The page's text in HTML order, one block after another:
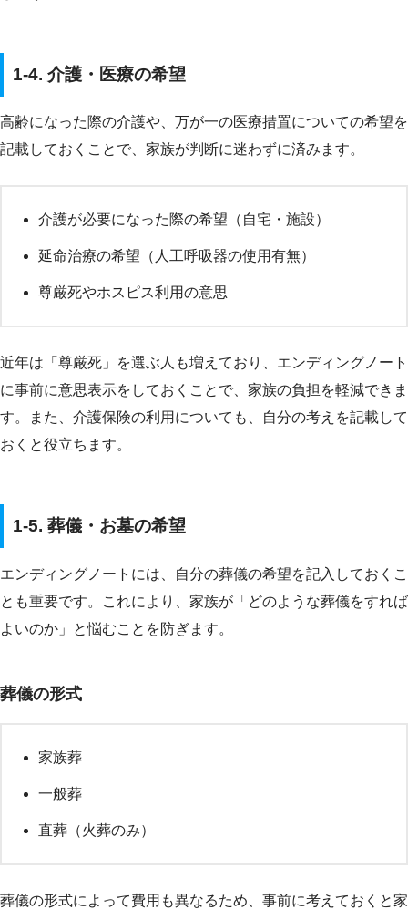
1-4. 介護・医療の希望
高齢になった際の介護や、万が一の医療措置についての希望を
記載しておくことで、家族が判断に迷わずに済みます。
介護が必要になった際の希望（自宅・施設）
延命治療の希望（人工呼吸器の使用有無）
尊厳死やホスピス利用の意思
近年は「尊厳死」を選ぶ人も増えており、エンディングノート
に事前に意思表示をしておくことで、家族の負担を軽減できま
す。また、介護保険の利用についても、自分の考えを記載して
おくと役立ちます。
1-5. 葬儀・お墓の希望
エンディングノートには、自分の葬儀の希望を記入しておくこ
とも重要です。これにより、家族が「どのような葬儀をすれば
よいのか」と悩むことを防ぎます。
葬儀の形式
家族葬
一般葬
直葬（火葬のみ）
葬儀の形式によって費用も異なるため、事前に考えておくと家